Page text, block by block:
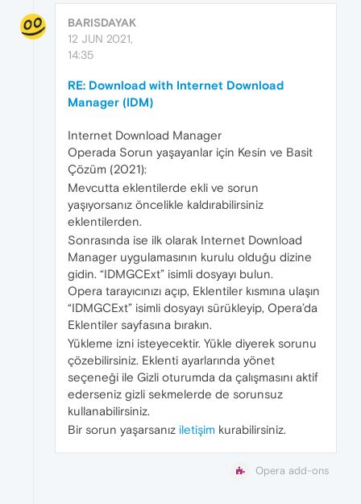
BARISDAYAK
12 JUN 2021,
14:35
RE: Download with Internet Download
Manager (IDM)
Internet Download Manager
Operada Sorun yaşayanlar için Kesin ve Basit
Çözüm (2021):
Mevcutta eklentilerde ekli ve sorun
yaşıyorsanız öncelikle kaldırabilirsiniz
eklentilerden.
Sonrasında ise ilk olarak Internet Download
Manager uygulamasının kurulu olduğu dizine
gidin. “IDMGCExt” isimli dosyayı bulun.
Opera tarayıcınızı açıp, Eklentiler kısmına ulaşın
“IDMGCExt” isimli dosyayı sürükleyip, Opera’da
Eklentiler sayfasına bırakın.
Yükleme izni isteyecektir. Yükle diyerek sorunu
çözebilirsiniz. Eklenti ayarlarında yönet
seçeneği ile Gizli oturumda da çalışmasını aktif
ederseniz gizli sekmelerde de sorunsuz
kullanabilirsiniz.
Bir sorun yaşarsanız iletişim kurabilirsiniz.
Opera add-ons